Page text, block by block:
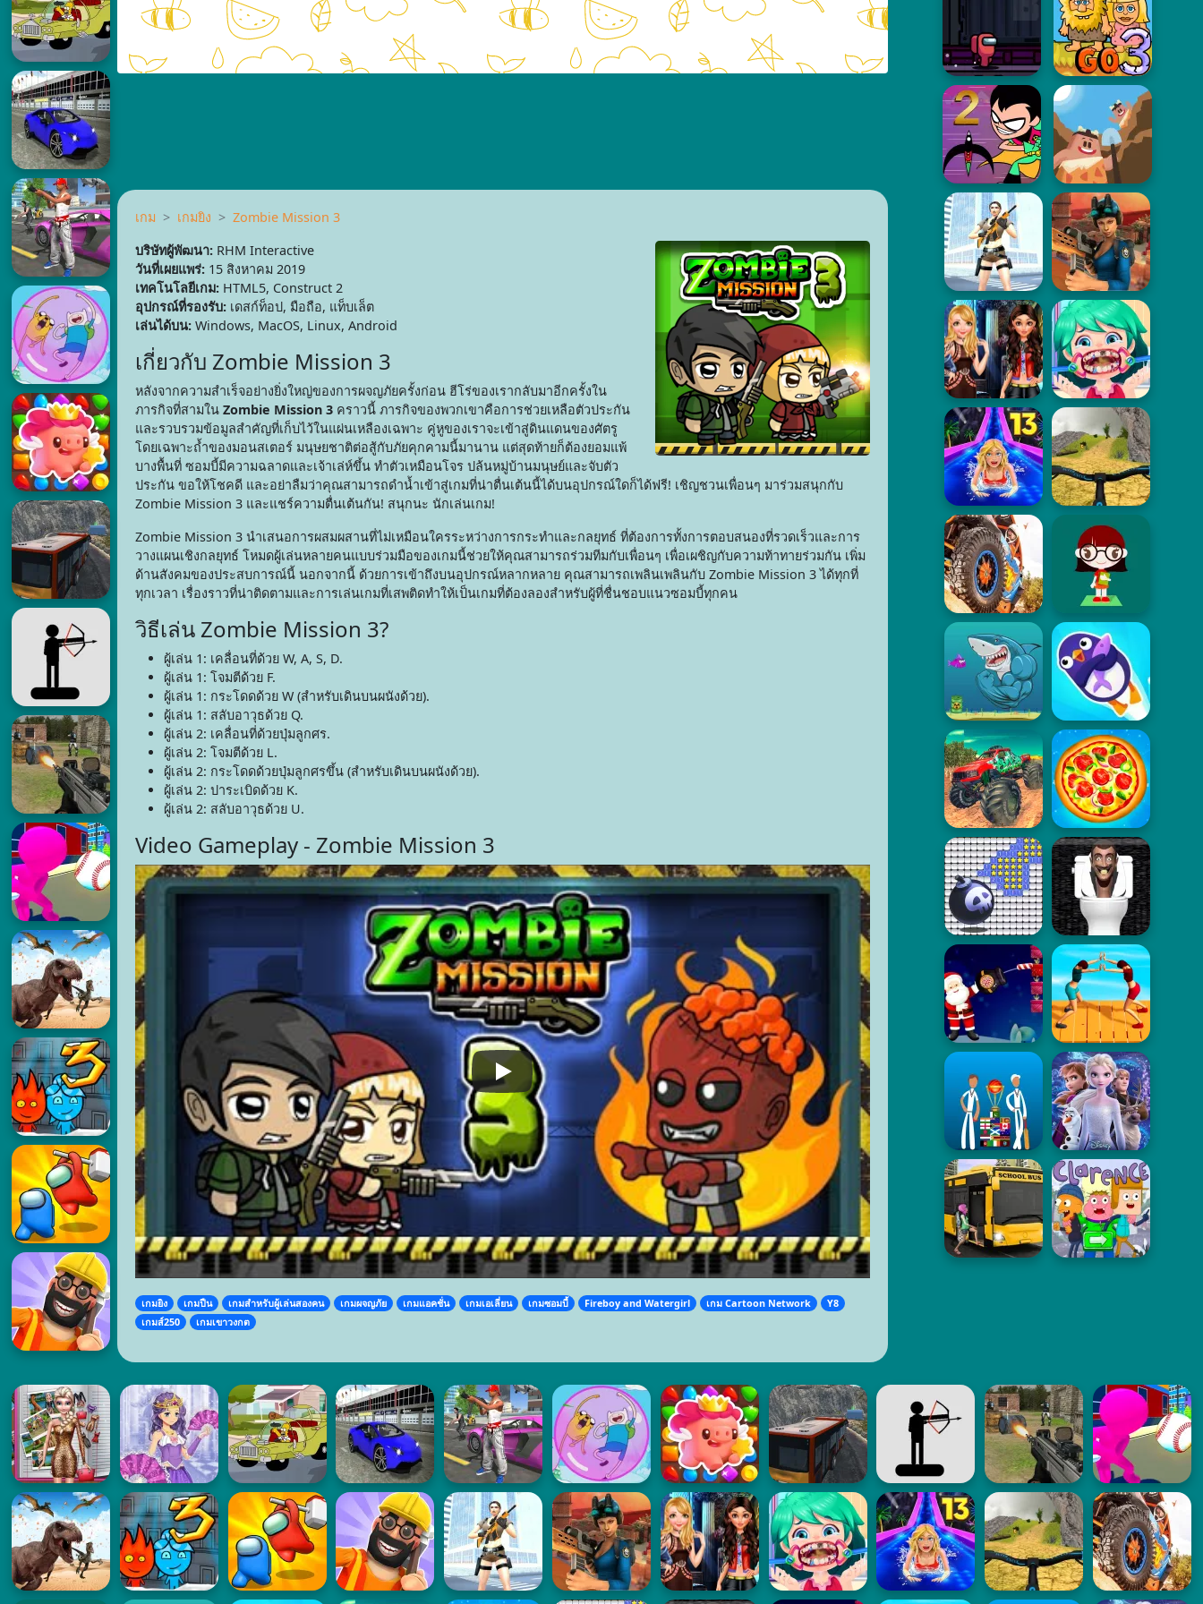
เกม เกมยิง
Zombie Mission 3
บริษัทผู้พัฒนา:RHM Interactive
วันที่เผยแพร่:15 สิงหาคม 2019
เทคโนโลยีเกม:HTML5, Construct 2
อุปกรณ์ที่รองรับ:เดสก์ท็อป, มือถือ, แท็บเล็ต
เล่นได้บน:Windows, MacOS, Linux, Android
เกี่ยวกับ Zombie Mission 3
หลังจากความสำเร็จอย่างยิ่งใหญ่ของการผจญภัยครั้งก่อน ฮีโร่ของเรากลับมาอีกครั้งใน
ภารกิจที่สามใน Zombie Mission 3คราวนี้ ภารกิจของพวกเขาคือการช่วยเหลือตัวประกัน
และรวบรวมข้อมูลสำคัญที่เก็บไว้ในแผ่นเหลืองเฉพาะ คู่หูของเราจะเข้าสู่ดินแดนของศัตรู
โดยเฉพาะถ้ำของมอนสเตอร์ มนุษยชาติต่อสู้กับภัยคุกคามนี้มานาน แต่สุดท้ายก็ต้องยอมแพ้
บางพื้นที่ ซอมบี้มีความฉลาดและเจ้าเล่ห์ขึ้น ทำตัวเหมือนโจร ปล้นหมู่บ้านมนุษย์และจับตัว
ประกัน ขอให้โชคดี และอย่าลืมว่าคุณสามารถดำน้ำเข้าสู่เกมที่น่าตื่นเต้นนี้ได้บนอุปกรณ์ใดก็ได้ฟรี! เชิญชวนเพื่อนๆ มาร่วมสนุกกับ
Zombie Mission 3 และแชร์ความตื่นเต้นกัน! สนุกนะ นักเล่นเกม!
Zombie Mission 3 นำเสนอการผสมผสานที่ไม่เหมือนใครระหว่างการกระทำและกลยุทธ์ ที่ต้องการทั้งการตอบสนองที่รวดเร็วและการ
วางแผนเชิงกลยุทธ์ โหมดผู้เล่นหลายคนแบบร่วมมือของเกมนี้ช่วยให้คุณสามารถร่วมทีมกับเพื่อนๆ เพื่อเผชิญกับความท้าทายร่วมกัน เพิ่ม
ด้านสังคมของประสบการณ์นี้ นอกจากนี้ ด้วยการเข้าถึงบนอุปกรณ์หลากหลาย คุณสามารถเพลินเพลินกับ Zombie Mission 3 ได้ทุกที่
ทุกเวลา เรื่องราวที่น่าติดตามและการเล่นเกมที่เสพติดทำให้เป็นเกมที่ต้องลองสำหรับผู้ที่ชื่นชอบแนวซอมบี้ทุกคน
วิธีเล่น Zombie Mission 3?
ผู้เล่น 1: เคลื่อนที่ด้วย W, A, S, D.
ผู้เล่น 1: โจมตีด้วย F.
ผู้เล่น 1: กระโดดด้วย W (สำหรับเดินบนผนังด้วย).
ผู้เล่น 1: สลับอาวุธด้วย Q.
ผู้เล่น 2: เคลื่อนที่ด้วยปุ่มลูกศร.
ผู้เล่น 2: โจมตีด้วย L.
ผู้เล่น 2: กระโดดด้วยปุ่มลูกศรขึ้น (สำหรับเดินบนผนังด้วย).
ผู้เล่น 2: ปาระเบิดด้วย K.
ผู้เล่น 2: สลับอาวุธด้วย U.
Video Gameplay - Zombie Mission 3
เกมยิง เกมปืน เกมสำหรับผู้เล่นสองคน เกมผจญภัย เกมแอคชั่น เกมเอเลี่ยน เกมซอมบี้ Fireboy and Watergirl เกม Cartoon Network
Y8
เกมส์250
เกมเขาวงกต